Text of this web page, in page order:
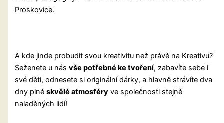
Proskovice.
A kde jinde probudit svou kreativitu než právě na Kreativu?
Seženete u násvše potřebné ke tvoření, zabavíte sebe i
své děti, odnesete si originální dárky, a hlavně strávíte dva
dny plnéskvělé atmosféry ve společnosti stejně
naladěných lidí!